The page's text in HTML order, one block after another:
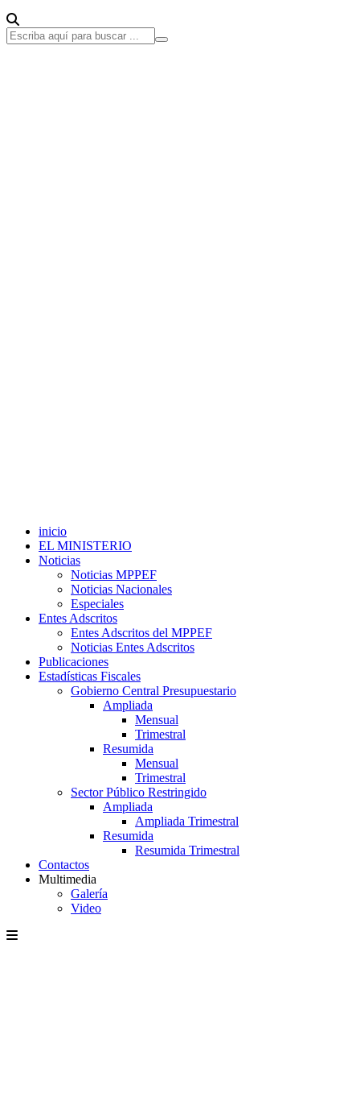
inicio
EL MINISTERIO
Noticias
Noticias MPPEF
Noticias Nacionales
Especiales
Entes Adscritos
Entes Adscritos del MPPEF
Noticias Entes Adscritos
Publicaciones
Estadísticas Fiscales
Gobierno Central Presupuestario
Ampliada
Mensual
Trimestral
Resumida
Mensual
Trimestral
Sector Público Restringido
Ampliada
Ampliada Trimestral
Resumida
Resumida Trimestral
Contactos
Multimedia
Galería
Video